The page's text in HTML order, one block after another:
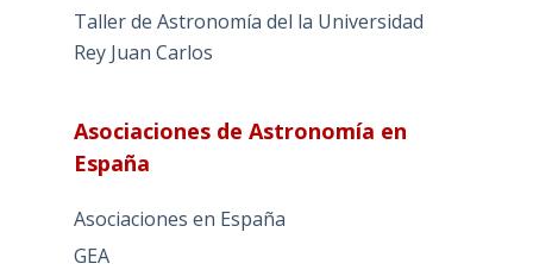
Taller de Astronomía del la Universidad
Rey Juan Carlos
Asociaciones de Astronomía en
España
Asociaciones en España
GEA